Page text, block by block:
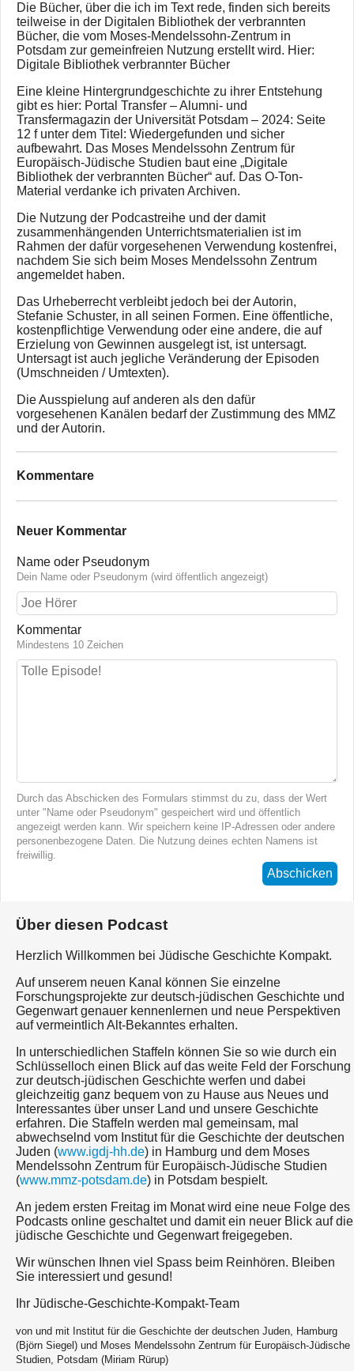
Die Bücher, über die ich im Text rede, finden sich bereits
teilweise in der Digitalen Bibliothek der verbrannten
Bücher, die vom Moses-Mendelssohn-Zentrum in
Potsdam zur gemeinfreien Nutzung erstellt wird. Hier:
Digitale Bibliothek verbrannter Bücher
Eine kleine Hintergrundgeschichte zu ihrer Entstehung
gibt es hier: Portal Transfer – Alumni- und
Transfermagazin der Universität Potsdam – 2024: Seite
12 f unter dem Titel: Wiedergefunden und sicher
aufbewahrt. Das Moses Mendelssohn Zentrum für
Europäisch-Jüdische Studien baut eine „Digitale
Bibliothek der verbrannten Bücher“ auf. Das O-Ton-
Material verdanke ich privaten Archiven.
Die Nutzung der Podcastreihe und der damit
zusammenhängenden Unterrichtsmaterialien ist im
Rahmen der dafür vorgesehenen Verwendung kostenfrei,
nachdem Sie sich beim Moses Mendelssohn Zentrum
angemeldet haben.
Das Urheberrecht verbleibt jedoch bei der Autorin,
Stefanie Schuster, in all seinen Formen. Eine öffentliche,
kostenpflichtige Verwendung oder eine andere, die auf
Erzielung von Gewinnen ausgelegt ist, ist untersagt.
Untersagt ist auch jegliche Veränderung der Episoden
(Umschneiden / Umtexten).
Die Ausspielung auf anderen als den dafür
vorgesehenen Kanälen bedarf der Zustimmung des MMZ
und der Autorin.
Kommentare
Neuer Kommentar
Name oder Pseudonym
Dein Name oder Pseudonym (wird öffentlich angezeigt)
Kommentar
Mindestens 10 Zeichen
Durch das Abschicken des Formulars stimmst du zu, dass der Wert
unter "Name oder Pseudonym" gespeichert wird und öffentlich
angezeigt werden kann. Wir speichern keine IP-Adressen oder andere
personenbezogene Daten. Die Nutzung deines echten Namens ist
freiwillig.
Abschicken
Über diesen Podcast
Herzlich Willkommen bei Jüdische Geschichte Kompakt.
Auf unserem neuen Kanal können Sie einzelne
Forschungsprojekte zur deutsch-jüdischen Geschichte und
Gegenwart genauer kennenlernen und neue Perspektiven
auf vermeintlich Alt-Bekanntes erhalten.
In unterschiedlichen Staffeln können Sie so wie durch ein
Schlüsselloch einen Blick auf das weite Feld der Forschung
zur deutsch-jüdischen Geschichte werfen und dabei
gleichzeitig ganz bequem von zu Hause aus Neues und
Interessantes über unser Land und unsere Geschichte
erfahren. Die Staffeln werden mal gemeinsam, mal
abwechselnd vom Institut für die Geschichte der deutschen
Juden (www.igdj-hh.de) in Hamburg und dem Moses
Mendelssohn Zentrum für Europäisch-Jüdische Studien
(www.mmz-potsdam.de) in Potsdam bespielt.
An jedem ersten Freitag im Monat wird eine neue Folge des
Podcasts online geschaltet und damit ein neuer Blick auf die
jüdische Geschichte und Gegenwart freigegeben.
Wir wünschen Ihnen viel Spass beim Reinhören. Bleiben
Sie interessiert und gesund!
Ihr Jüdische-Geschichte-Kompakt-Team
von und mit Institut für die Geschichte der deutschen Juden, Hamburg
(Björn Siegel) und Moses Mendelssohn Zentrum für Europäisch-Jüdische
Studien, Potsdam (Miriam Rürup)